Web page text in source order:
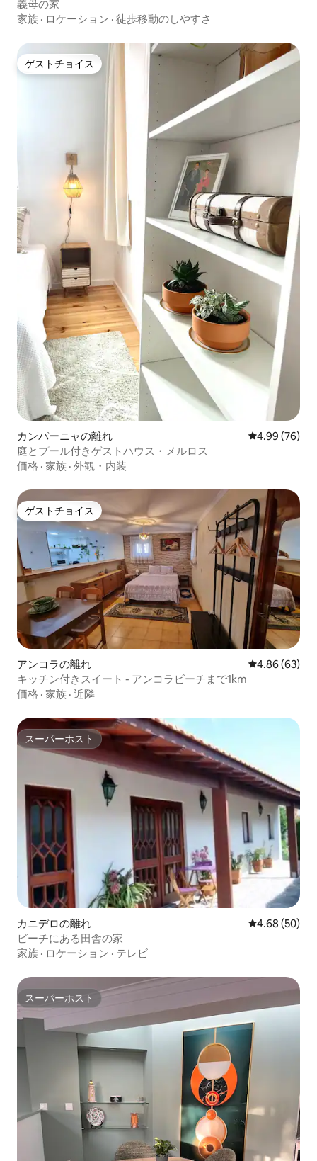
義母の家
家族 · ロケーション · 徒歩移動のしやすさ
ゲストチョイス
ゲストチョイス
カンパーニャの離れ レビュー76
4.99 (76)
庭とプール付きゲストハウス・メルロス
価格 · 家族 · 外観・内装
ゲストチョイス
ゲストチョイス
アンコラの離れ レビュー63
4.86 (63)
キッチン付きスイート - アンコラビーチまで1km
価格 · 家族 · 近隣
スーパーホスト
スーパーホスト
カニデロの離れ レビュー50
4.68 (50)
ビーチにある田舎の家
家族 · ロケーション · テレビ
スーパーホスト
スーパーホスト